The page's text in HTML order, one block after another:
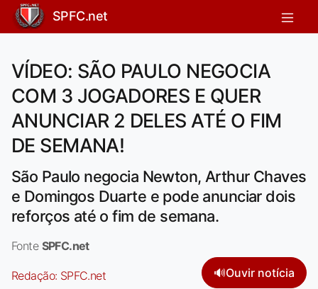
SPFC.net
VÍDEO: SÃO PAULO NEGOCIA
COM 3 JOGADORES E QUER
ANUNCIAR 2 DELES ATÉ O FIM
DE SEMANA!
São Paulo negocia Newton, Arthur Chaves
e Domingos Duarte e pode anunciar dois
reforços até o fim de semana.
Fonte SPFC.net
Redação: SPFC.net 🔊Ouvir notícia